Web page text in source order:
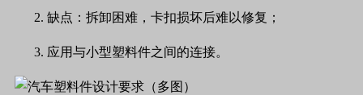
缺点：拆卸困难，卡扣损坏后难以修复；
应用与小型塑料件之间的连接。